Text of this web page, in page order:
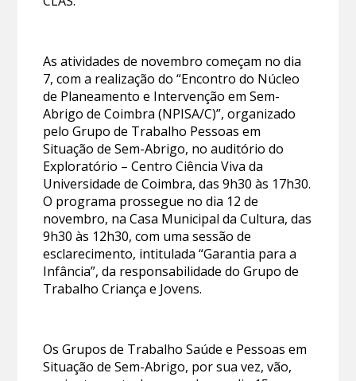
As atividades de novembro começam no dia
7, com a realização do “Encontro do Núcleo
de Planeamento e Intervenção em Sem-
Abrigo de Coimbra (NPISA/C)”, organizado
pelo Grupo de Trabalho Pessoas em
Situação de Sem-Abrigo, no auditório do
Exploratório – Centro Ciência Viva da
Universidade de Coimbra, das 9h30 às 17h30.
O programa prossegue no dia 12 de
novembro, na Casa Municipal da Cultura, das
9h30 às 12h30, com uma sessão de
esclarecimento, intitulada “Garantia para a
Infância”, da responsabilidade do Grupo de
Trabalho Criança e Jovens.
Os Grupos de Trabalho Saúde e Pessoas em
Situação de Sem-Abrigo, por sua vez, vão,